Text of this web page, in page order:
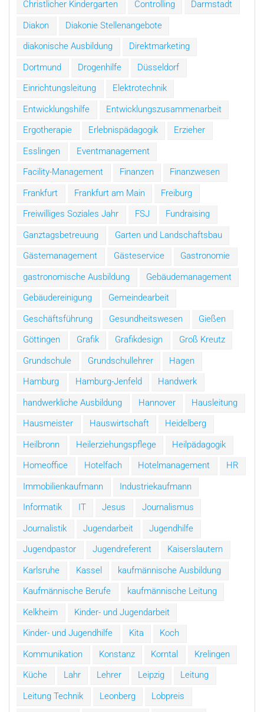
Christlicher Kindergarten
Controlling
Darmstadt
Diakon
Diakonie Stellenangebote
diakonische Ausbildung
Direktmarketing
Dortmund
Drogenhilfe
Düsseldorf
Einrichtungsleitung
Elektrotechnik
Entwicklungshilfe
Entwicklungszusammenarbeit
Ergotherapie
Erlebnispädagogik
Erzieher
Esslingen
Eventmanagement
Facility-Management
Finanzen
Finanzwesen
Frankfurt
Frankfurt am Main
Freiburg
Freiwilliges Soziales Jahr
FSJ
Fundraising
Ganztagsbetreuung
Garten und Landschaftsbau
Gästemanagement
Gästeservice
Gastronomie
gastronomische Ausbildung
Gebäudemanagement
Gebäudereinigung
Gemeindearbeit
Geschäftsführung
Gesundheitswesen
Gießen
Göttingen
Grafik Grafikdesign
Groß Kreutz
Grundschule
Grundschullehrer
Hagen
Hamburg
Hamburg-Jenfeld
Handwerk
handwerkliche Ausbildung
Hannover
Hausleitung
Hausmeister
Hauswirtschaft
Heidelberg
Heilbronn
Heilerziehungspflege
Heilpädagogik
Homeoffice
Hotelfach Hotelmanagement
HR
Immobilienkaufmann
Industriekaufmann
Informatik
IT Jesus
Journalismus
Journalistik
Jugendarbeit
Jugendhilfe
Jugendpastor
Jugendreferent
Kaiserslautern
Karlsruhe
Kassel
kaufmännische Ausbildung
Kaufmännische Berufe
kaufmännische Leitung
Kelkheim
Kinder- und Jugendarbeit
Kinder- und Jugendhilfe
Kita
Koch
Kommunikation
Konstanz Korntal
Krelingen
Küche
Lahr Lehrer Leipzig
Leitung
Leitung Technik
Leonberg
Lobpreis